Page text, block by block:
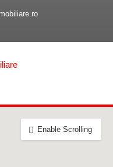
Enable Scrolling